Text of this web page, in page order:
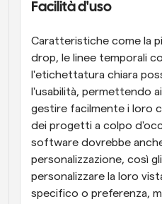
Facilità d'uso
Caratteristiche come la
drop, le linee temporali
l'etichettatura chiara
l'usabilità, permettendo
gestire facilmente i loro
dei progetti a colpo
software dovrebbe
personalizzazione, così
personalizzare la loro
specifico o preferenza,